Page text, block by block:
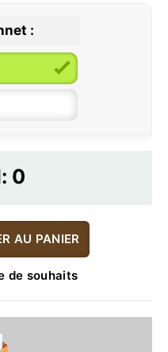
:
0
AU PANIER
de souhaits